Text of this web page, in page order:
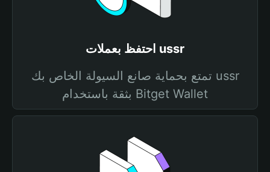
احتفظ بعملات ussr
تمتع بحماية صانع السيولة الخاص بك ussr
بثقة باستخدام Bitget Wallet